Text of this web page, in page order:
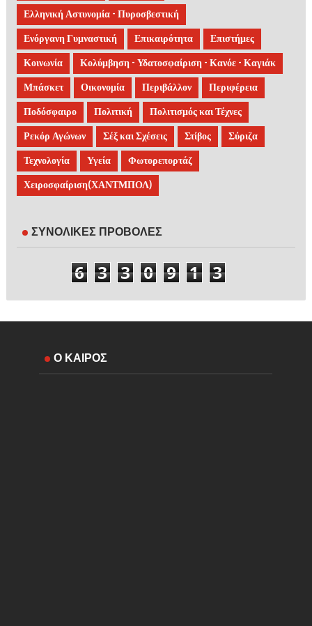
Ελληνική Αστυνομία - Πυροσβεστική
Ενόργανη Γυμναστική Επικαιρότητα Επιστήμες
Κοινωνία Κολύμβηση - Υδατοσφαίριση - Κανόε - Καγιάκ
Μπάσκετ Οικονομία Περιβάλλον Περιφέρεια
Ποδόσφαιρο Πολιτική Πολιτισμός και Τέχνες
Ρεκόρ Αγώνων Σέξ και Σχέσεις Στίβος Σύριζα
Τεχνολογία Υγεία Φωτορεπορτάζ
Χειροσφαίριση(ΧΑΝΤΜΠΟΛ)
ΣΥΝΟΛΙΚΕΣ ΠΡΟΒΟΛΕΣ
6 3 3 0 9 1 3
Ο ΚΑΙΡΟΣ